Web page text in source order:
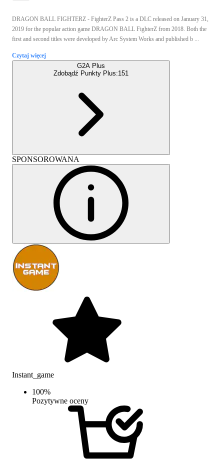
DRAGON BALL FIGHTERZ - FighterZ Pass 2 is a DLC released on January 31,
2019 for the popular action game DRAGON BALL FighterZ from 2018. Both the
first and second titles were developed by Arc System Works and published b ...
Czytaj więcej
G2A Plus
Zdobądź Punkty Plus:151
SPONSOROWANA
Instant_game
100%
Pozytywne oceny